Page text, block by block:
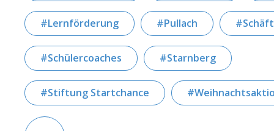
Lernförderung Pullach
Schülercoaches Starnberg
Stiftung Startchance